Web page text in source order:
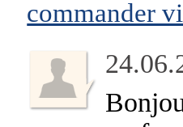
commander